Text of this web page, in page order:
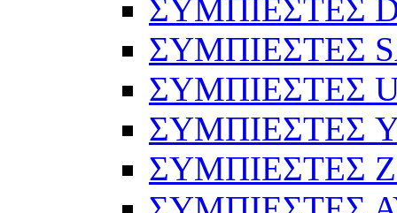
ΣΥΜΠΙΕΣΤΕΣ
ΣΥΜΠΙΕΣΤΕΣ
ΣΥΜΠΙΕΣΤΕΣ
ΣΥΜΠΙΕΣΤΕΣ
ΣΥΜΠΙΕΣΤΕΣ